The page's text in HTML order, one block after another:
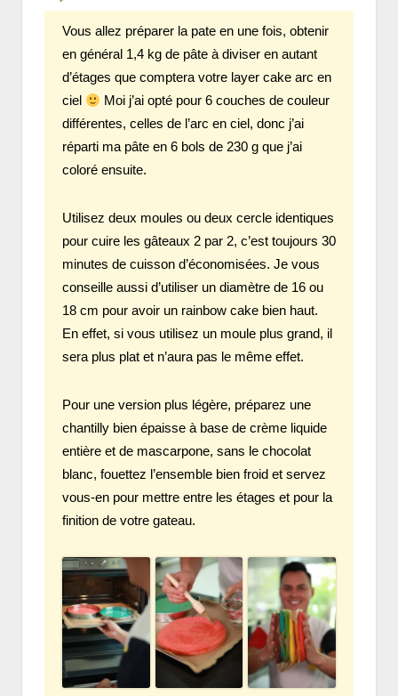
Vous allez préparer la pate en une fois, obtenir
en général 1,4 kg de pâte à diviser en autant
d’étages que comptera votre layer cake arc en
ciel
Moi j’ai opté pour 6 couches de couleur
différentes, celles de l’arc en ciel, donc j’ai
réparti ma pâte en 6 bols de 230 g que j’ai
coloré ensuite.
Utilisez deux moules ou deux cercle identiques
pour cuire les gâteaux 2 par 2, c’est toujours 30
minutes de cuisson d’économisées. Je vous
conseille aussi d’utiliser un diamètre de 16 ou
18 cm pour avoir un rainbow cake bien haut.
En effet, si vous utilisez un moule plus grand, il
sera plus plat et n’aura pas le même effet.
Pour une version plus légère, préparez une
chantilly bien épaisse à base de crème liquide
entière et de mascarpone, sans le chocolat
blanc, fouettez l’ensemble bien froid et servez
vous-en pour mettre entre les étages et pour la
finition de votre gateau.